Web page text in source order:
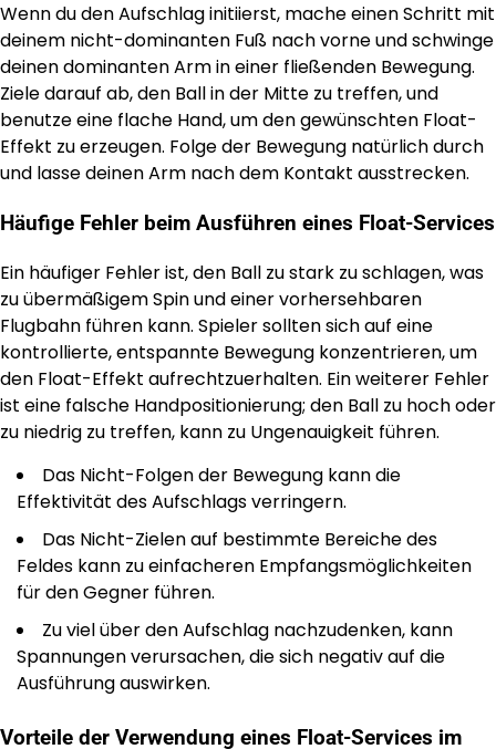
Wenn du den Aufschlag initiierst, mache einen Schritt mit
deinem nicht-dominanten Fuß nach vorne und schwinge
deinen dominanten Arm in einer fließenden Bewegung.
Ziele darauf ab, den Ball in der Mitte zu treffen, und
benutze eine flache Hand, um den gewünschten Float-
Effekt zu erzeugen. Folge der Bewegung natürlich durch
und lasse deinen Arm nach dem Kontakt ausstrecken.
Häufige Fehler beim Ausführen eines Float-Services
Ein häufiger Fehler ist, den Ball zu stark zu schlagen, was
zu übermäßigem Spin und einer vorhersehbaren
Flugbahn führen kann. Spieler sollten sich auf eine
kontrollierte, entspannte Bewegung konzentrieren, um
den Float-Effekt aufrechtzuerhalten. Ein weiterer Fehler
ist eine falsche Handpositionierung; den Ball zu hoch oder
zu niedrig zu treffen, kann zu Ungenauigkeit führen.
Das Nicht-Folgen der Bewegung kann die
Effektivität des Aufschlags verringern.
Das Nicht-Zielen auf bestimmte Bereiche des
Feldes kann zu einfacheren Empfangsmöglichkeiten
für den Gegner führen.
Zu viel über den Aufschlag nachzudenken, kann
Spannungen verursachen, die sich negativ auf die
Ausführung auswirken.
Vorteile der Verwendung eines Float-Services im